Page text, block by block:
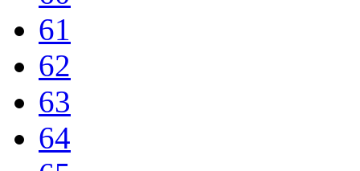
61
62
63
64